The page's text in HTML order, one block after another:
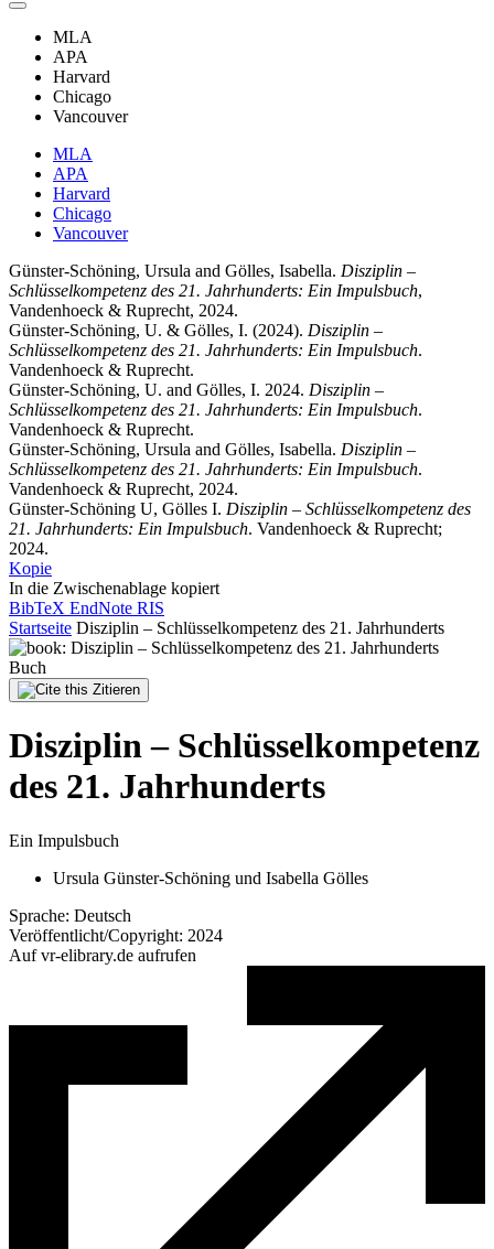
MLA
APA
Harvard
Chicago
Vancouver
MLA
APA
Harvard
Chicago
Vancouver
Günster-Schöning, Ursula and Gölles, Isabella. Disziplin –
Schlüsselkompetenz des 21. Jahrhunderts: Ein Impulsbuch,
Vandenhoeck & Ruprecht, 2024.
Günster-Schöning, U. & Gölles, I. (2024). Disziplin –
Schlüsselkompetenz des 21. Jahrhunderts: Ein Impulsbuch.
Vandenhoeck & Ruprecht.
Günster-Schöning, U. and Gölles, I. 2024. Disziplin –
Schlüsselkompetenz des 21. Jahrhunderts: Ein Impulsbuch.
Vandenhoeck & Ruprecht.
Günster-Schöning, Ursula and Gölles, Isabella. Disziplin –
Schlüsselkompetenz des 21. Jahrhunderts: Ein Impulsbuch.
Vandenhoeck & Ruprecht, 2024.
Günster-Schöning U, Gölles I. Disziplin – Schlüsselkompetenz des
21. Jahrhunderts: Ein Impulsbuch. Vandenhoeck & Ruprecht;
2024.
Kopie
In die Zwischenablage kopiert
BibTeX EndNote RIS
Startseite Disziplin – Schlüsselkompetenz des 21. Jahrhunderts
Buch
Zitieren
Disziplin – Schlüsselkompetenz
des 21. Jahrhunderts
Ein Impulsbuch
Ursula Günster-Schöning und Isabella Gölles
Sprache: Deutsch
Veröffentlicht/Copyright: 2024
Auf vr-elibrary.de aufrufen